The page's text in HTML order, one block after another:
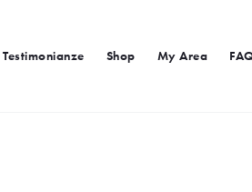
Testimonianze Shop My Area